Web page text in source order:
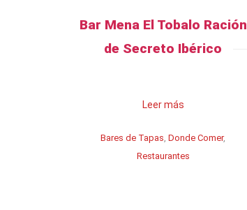
Bar Mena El Tobalo Ración
de Secreto Ibérico
Leer más
Bares de Tapas ,Donde Comer,
Restaurantes